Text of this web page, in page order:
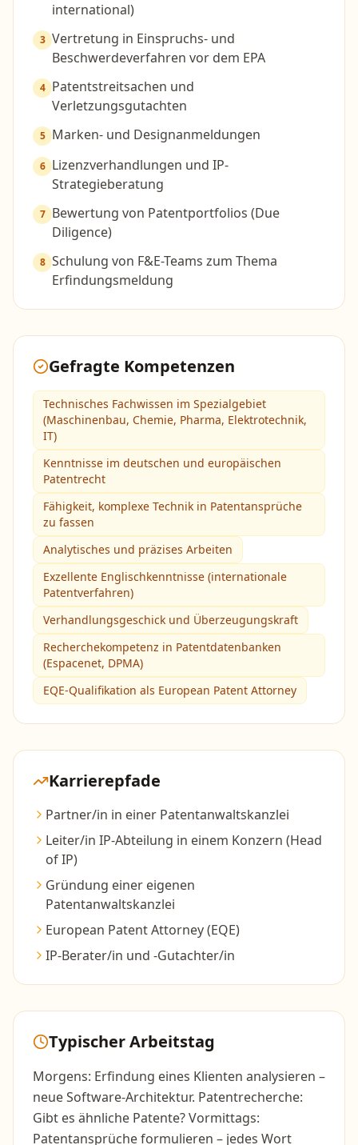
international)
3 Vertretung in Einspruchs- und
Beschwerdeverfahren vor dem EPA
4 Patentstreitsachen und
Verletzungsgutachten
5 Marken- und Designanmeldungen
6 Lizenzverhandlungen und IP-
Strategieberatung
7 Bewertung von Patentportfolios (Due
Diligence)
8 Schulung von F&E-Teams zum Thema
Erfindungsmeldung
Gefragte Kompetenzen
Technisches Fachwissen im Spezialgebiet
(Maschinenbau, Chemie, Pharma, Elektrotechnik,
IT)
Kenntnisse im deutschen und europäischen
Patentrecht
Fähigkeit, komplexe Technik in Patentansprüche
zu fassen
Analytisches und präzises Arbeiten
Exzellente Englischkenntnisse (internationale
Patentverfahren)
Verhandlungsgeschick und Überzeugungskraft
Recherchekompetenz in Patentdatenbanken
(Espacenet, DPMA)
EQE-Qualifikation als European Patent Attorney
Karrierepfade
Partner/in in einer Patentanwaltskanzlei
Leiter/in IP-Abteilung in einem Konzern (Head
of IP)
Gründung einer eigenen
Patentanwaltskanzlei
European Patent Attorney (EQE)
IP-Berater/in und -Gutachter/in
Typischer Arbeitstag
Morgens: Erfindung eines Klienten analysieren –
neue Software-Architektur. Patentrecherche:
Gibt es ähnliche Patente? Vormittags:
Patentansprüche formulieren – jedes Wort